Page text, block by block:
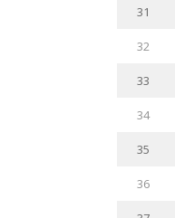
31
32
33
34
35
36